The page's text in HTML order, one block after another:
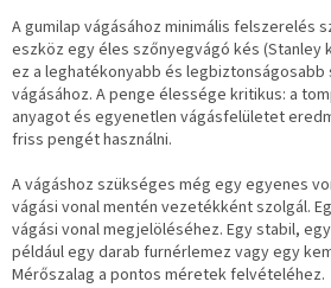
A gumilap vágásához minimális felszerelés
eszköz egy éles szőnyegvágó kés (Stanley
ez a leghatékonyabb és legbiztonságosabb
vágásához. A penge élessége kritikus: a
anyagot és egyenetlen vágásfelületet
friss pengét használni.
A vágáshoz szükséges még egy egyenes
vágási vonal mentén vezetékként szolgál.
vágási vonal megjelöléséhez. Egy stabil,
például egy darab furnérlemez vagy egy
Mérőszalag a pontos méretek felvételéhez.